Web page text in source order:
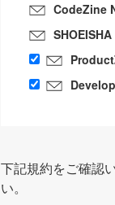
CodeZine
下記規約をご確認
い。